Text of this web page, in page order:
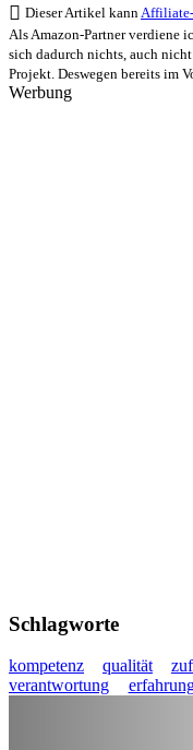
Dieser Artikel kann
Als Amazon-Partner verdiene
sich dadurch nichts, auch
Projekt. Deswegen bereits im
Werbung
Schlagworte
kompetenz qualität
verantwortung